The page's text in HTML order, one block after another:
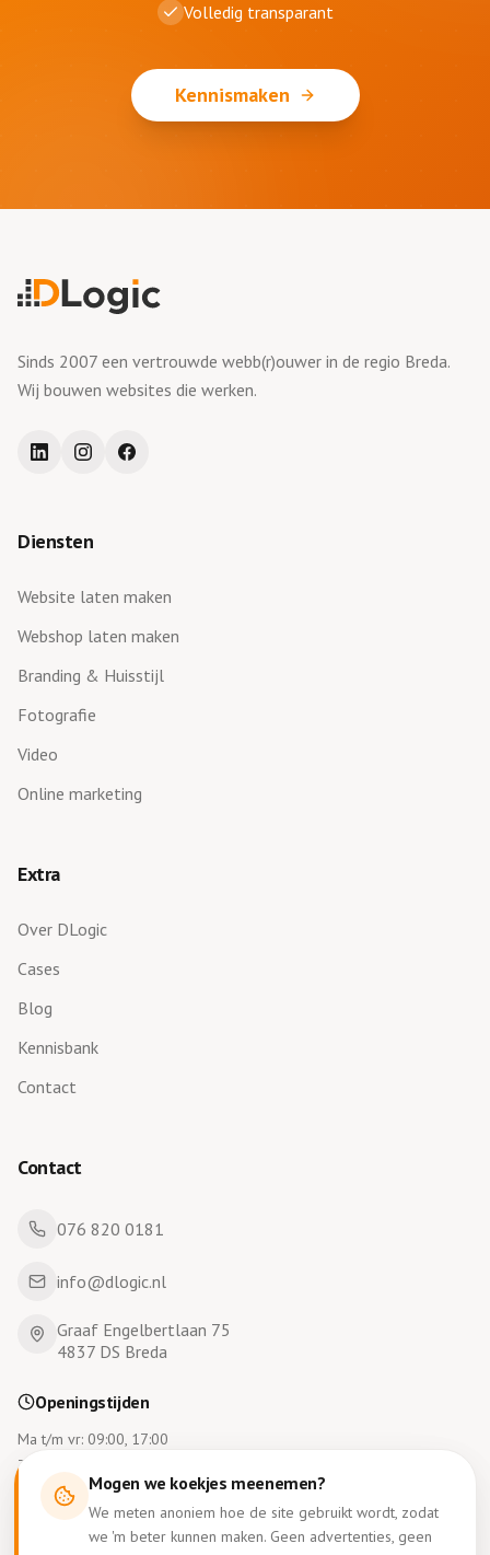
Mogen we koekjes meenemen?
We meten anoniem hoe de site gebruikt wordt, zodat
we 'm beter kunnen maken. Geen advertenties, geen
Volledig transparant
Kennismaken
Sinds 2007 een vertrouwde webb(r)ouwer in de regio Breda.
Wij bouwen websites die werken.
Diensten
Website laten maken
Webshop laten maken
Branding & Huisstijl
Fotografie
Video
Online marketing
Extra
Over DLogic
Cases
Blog
Kennisbank
Contact
Contact
076 820 0181
info@dlogic.nl
Graaf Engelbertlaan 75
4837 DS Breda
Openingstijden
Ma t/m vr: 09:00, 17:00
Za en zo gesloten